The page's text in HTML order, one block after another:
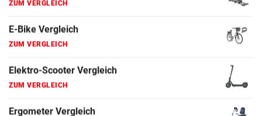
Fahrrad Test
Fahrradanhänger Vergleich
Faszienrolle Vergleich